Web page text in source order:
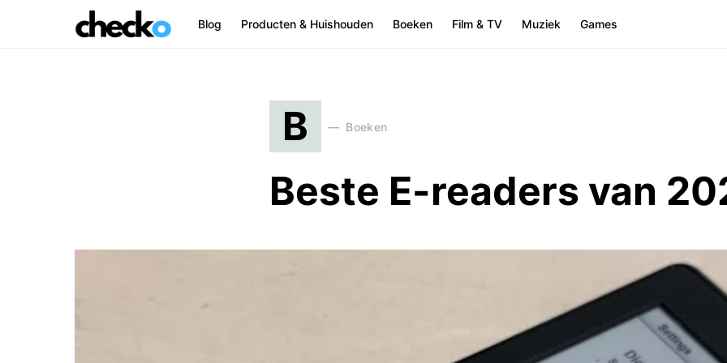
Blog Producten & Huishouden Boeken Film & TV Muziek Games
Search for:
B Boeken
Beste E-readers van